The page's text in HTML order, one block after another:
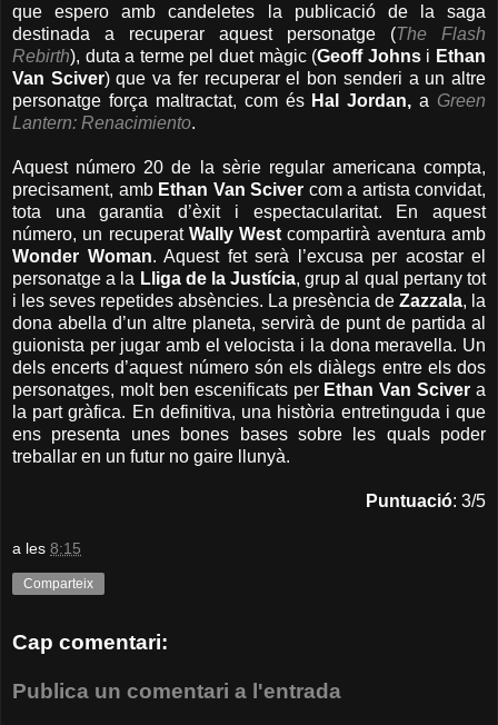
que espero amb candeletes la publicació de la saga
destinada a recuperar aquest personatge (The Flash
Rebirth), duta a terme pel duet màgic (Geoff Johnsi Ethan
Van Sciver) que va fer recuperar el bon senderi a un altre
personatge força maltractat, com és Hal Jordan,a Green
Lantern: Renacimiento.
Aquest número 20 de la sèrie regular americana compta,
precisament, amb Ethan Van Sciver com a artista convidat,
tota una garantia d’èxit i espectacularitat. En aquest
número, un recuperat Wally West compartirà aventura amb
Wonder Woman. Aquest fet serà l’excusa per acostar el
personatge a la Lliga de la Justícia, grup al qual pertany tot
i les seves repetides absències. La presència de Zazzala, la
dona abella d’un altre planeta, servirà de punt de partida al
guionista per jugar amb el velocista i la dona meravella. Un
dels encerts d’aquest número són els diàlegs entre els dos
personatges, molt ben escenificats per Ethan Van Sciver a
la part gràfica. En definitiva, una història entretinguda i que
ens presenta unes bones bases sobre les quals poder
treballar en un futur no gaire llunyà.
Puntuació: 3/5
a les 8:15
Comparteix
Cap comentari:
Publica un comentari a l'entrada